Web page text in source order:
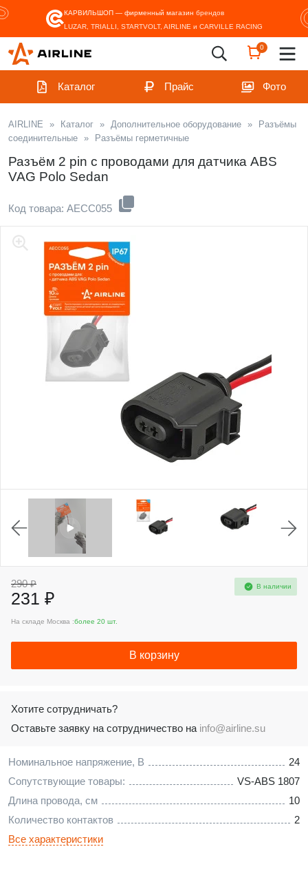
КАРВИЛЬШОП — фирменный магазин брендов
LUZAR, TRIALLI, STARTVOLT, AIRLINE и CARVILLE RACING
0
Каталог Прайс Фото
AIRLINE » Каталог » Дополнительное оборудование »
Разъёмы
соединительные » Разъёмы герметичные
Разъём 2 pin с проводами для датчика ABS
VAG Polo Sedan
Код товара: AECC055
Номинальное напряжение, В
24
Сопутствующие товары:
VS-ABS 1807
Длина провода, см
10
Количество контактов
2
Все характеристики
290 ₽
231 ₽
В наличии
На складе Москва :более 20 шт.
В корзину
Хотите сотрудничать?
Оставьте заявку на сотрудничество на info@airline.su